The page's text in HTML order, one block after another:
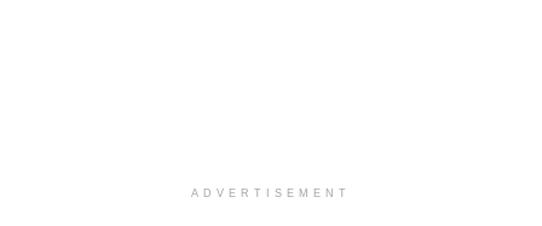
ADVERTISEMENT